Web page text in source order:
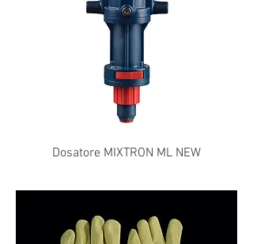
Dosatore MIXTRON ML NEW